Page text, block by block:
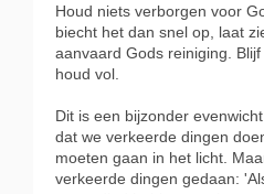
Houd niets verborgen voor
biecht het dan snel op, laat
aanvaard Gods reiniging.
houd vol.
Dit is een bijzonder
dat we verkeerde dingen
moeten gaan in het licht.
verkeerde dingen gedaan: